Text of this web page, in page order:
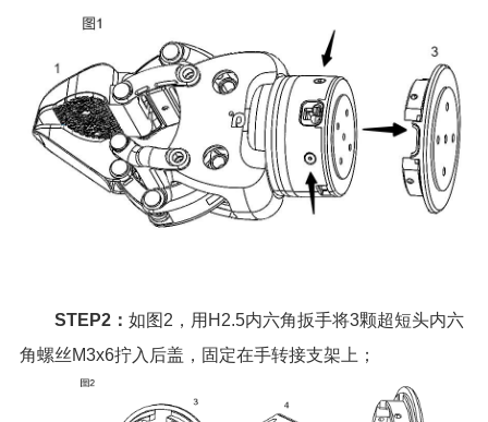
STEP2： 如图2，用H2.5内六角扳手将3颗超短头内六
角螺丝M3x6拧入后盖，固定在手转接支架上；